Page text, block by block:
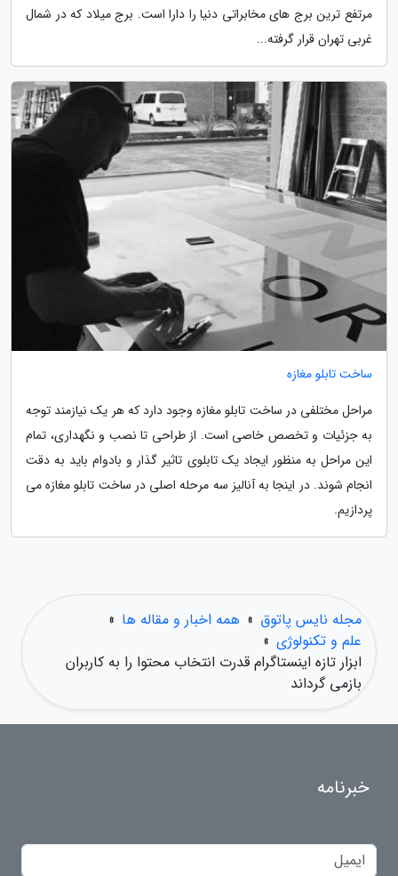
مرتفع ترین برج های مخابراتی دنیا را دارا است. برج میلاد که در شمال
غربی تهران قرار گرفته...
ساخت تابلو مغازه
مراحل مختلفی در ساخت تابلو مغازه وجود دارد که هر یک نیازمند توجه
به جزئیات و تخصص خاصی است. از طراحی تا نصب و نگهداری، تمام
این مراحل به منظور ایجاد یک تابلوی تاثیر گذار و بادوام باید به دقت
انجام شوند. در اینجا به آنالیز سه مرحله اصلی در ساخت تابلو مغازه می
پردازیم.
مجله نایس پاتوق » همه اخبار و مقاله ها »
علم و تکنولوژی »
ابزار تازه اینستاگرام قدرت انتخاب محتوا را به کاربران
بازمی گرداند
خبرنامه